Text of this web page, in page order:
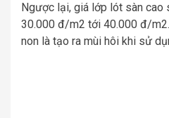
Ngược lại, giá lớp lót sàn
30.000 đ/m2 tới 40.000 đ/
non là tạo ra mùi hôi khi sử